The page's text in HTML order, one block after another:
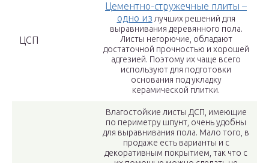
ЦСП
Цементно-стружечные плиты –
одно из лучших решений для
выравнивания деревянного пола.
Листы негорючие, обладают
достаточной прочностью и хорошей
адгезией. Поэтому их чаще всего
используют для подготовки
основания под укладку
керамической плитки.
Влагостойкие листы ДСП, имеющие
по периметру шпунт, очень удобны
для выравнивания пола. Мало того, в
продаже есть варианты и с
декоративным покрытием, так что с